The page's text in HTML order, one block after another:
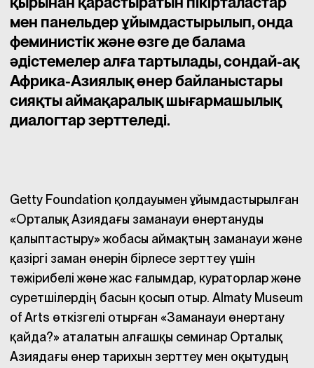
мен панельдер ұйымдастырылып, онда
феминистік және өзге де балама
әдістемелер алға тартылады, сондай-ақ
Африка-Азиялық өнер байланыстары
сияқты аймақаралық шығармашылық
диалогтар зерттеледі.
Getty Foundation қолдауымен ұйымдастырылған
«Орталық Азиядағы заманауи өнертануды
қалыптастыру» жобасы аймақтың заманауи және
қазіргі заман өнерін бірлесе зерттеу үшін
тәжірибелі және жас ғалымдар, кураторлар және
суретшілердің басын қосып отыр. Almaty Museum
of Arts өткізгелі отырған «Заманауи өнертану
қайда?» аталатын алғашқы семинар Орталық
Азиядағы өнер тарихын зерттеу мен оқытудың